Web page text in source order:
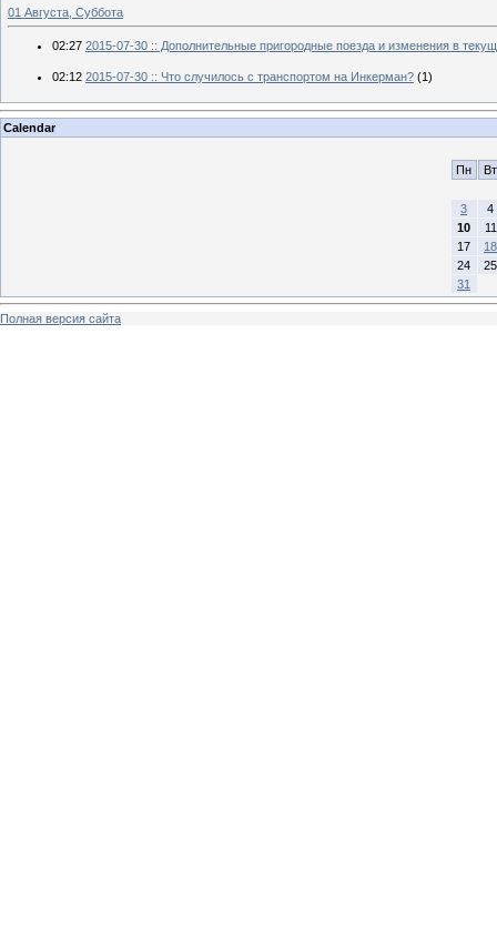
01 Августа, Суббота
02:27 2015-07-30 :: Дополнительные пригородные поезда и изменения в
02:12 2015-07-30 :: Что случилось с транспортом на Инкерман? (1)
Calendar
Пн Вт
3
4
10
11
17
18
24
25
31
Полная версия сайта